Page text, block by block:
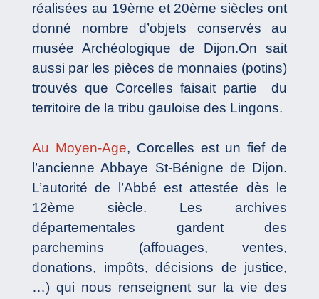
réalisées au 19ème et 20ème siècles ont
donné nombre d’objets conservés au
musée Archéologique de Dijon.On sait
aussi par les pièces de monnaies (potins)
trouvés que Corcelles faisait partie du
territoire de la tribu gauloise des Lingons.
Au Moyen-Age, Corcelles est un fief de
l’ancienne Abbaye St-Bénigne de Dijon.
L’autorité de l’Abbé est attestée dès le
12ème siècle. Les archives
départementales gardent des
parchemins (affouages, ventes,
donations, impôts, décisions de justice,
…) qui nous renseignent sur la vie des